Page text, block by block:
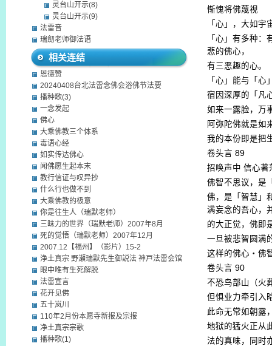
惭愧将佛蔑视
「心」，大如宇
「心」有多种
悲的佛心，
有三恶趣的心。
「心」能与「
宿因深厚的「凡
如来一露脸，万
阿弥陀佛就是如
我的本份即是把
卷头言 89
招唤声中 信心著
佛智不思议，是
佛，是「智慧」
满妄念的吾心，
的大正觉，佛即
一旦被悲智圆满
这样的佛心・佛
卷头言 90
不恐鸟部山（火
但惧业力牵引入
此命无常如朝露
地狱的猛火正从
法的真味，同时
灵台山开示(8)
灵台山开示(9)
法雷音
瑞劎老师御法语
相关连结
恩德赞
20240408台北法雷念佛会浴佛节法要
播种歌(3)
一念发起
佛心
大乘佛教三个体系
毒语心经
如实传达佛心
闻佛愿生起本末
教行信证与叹异抄
什么行也做不到
大乘佛教的极意
你是往生人（瑞默老师）
三昧力的世界（瑞默老师）2007年8月
死的觉悟（瑞默老师）2007年12月
2007.12【福州】（影片）15-2
浄土真宗 野瀬瑞默先生御説法 神戸法雷会馆
眼中唯有生死解脱
法雷宣言
花开见佛
五十岚川
110年2月份本愿寺新报及宗报
净土真宗宗歌
播种歌(1)